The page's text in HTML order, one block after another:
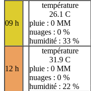
09 h
température
26.1 C
pluie : 0 MM
nuages : 0 %
humidité : 33 %
12 h
température
31.9 C
pluie : 0 MM
nuages : 0 %
humidité : 22 %